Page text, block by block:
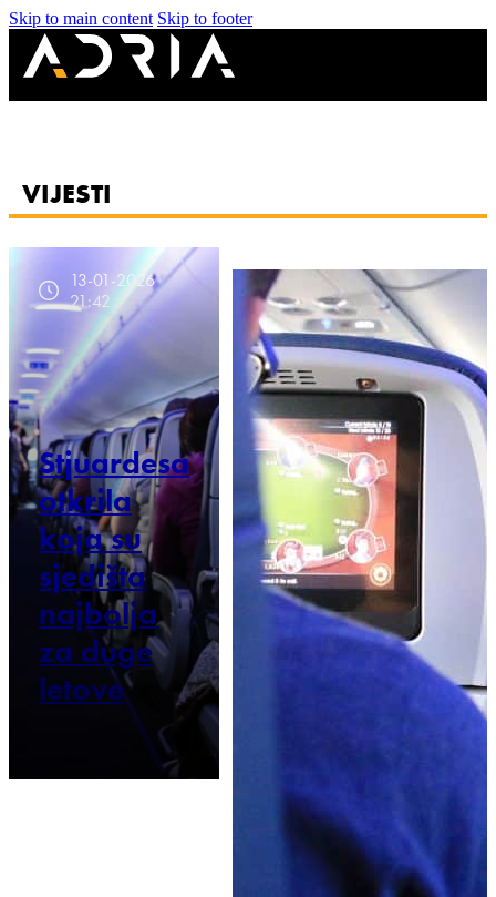
Skip to main content Skip to footer
VIJESTI
13-01-2026
21:42
Stjuardesa
otkrila
koja su
sjedišta
najbolja
za duge
letove